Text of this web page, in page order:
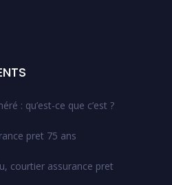
: qu’est-ce que c’est ?
pret 75 ans
courtier assurance pret